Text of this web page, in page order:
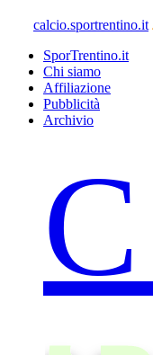
calcio.sportrentino.it
SporTrentino.it
Chi siamo
Affiliazione
Pubblicità
Archivio